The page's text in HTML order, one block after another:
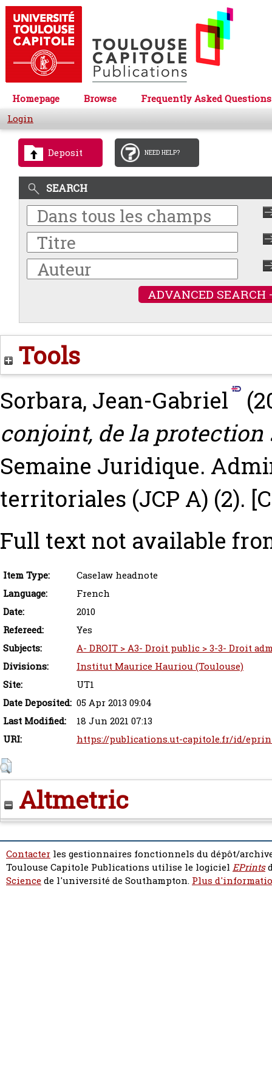
Homepage Browse
Frequently Asked Questions
Login
Deposit NEED HELP?
SEARCH
ADVANCED SEARCH
Tools
Sorbara, Jean-Gabriel
conjoint, de la
Semaine Juridique.
territoriales (JCP A) (2).
Full text not available
Item Type:
Caselaw headnote
Language:
French
Date:
2010
Refereed:
Yes
Subjects:
A- DROIT > A3- Droit public > 3-3- Droit
Divisions:
Institut Maurice Hauriou (Toulouse)
Site:
UT1
Date Deposited: 05 Apr 2013 09:04
Last Modified:
18 Jun 2021 07:13
URI:
https://publications.ut-capitole.fr/id/
Altmetric
Contacter les gestionnaires fonctionnels du dépôt/
Toulouse Capitole Publications utilise le logiciel EPrints
Sciencede l'université de Southampton. Plus